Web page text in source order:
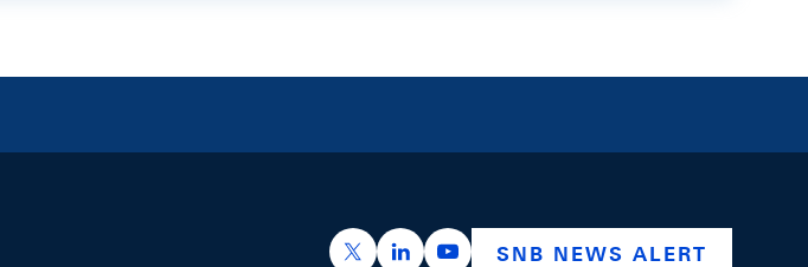
https://x.com/snb_bns
https://ch.linkedin.com/company/swiss-
https://www.youtube.com/
SNB NEWS ALERT